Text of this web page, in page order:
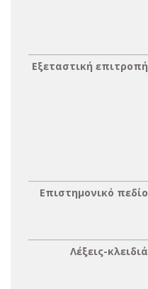
Εξεταστική επιτροπή
Επιστημονικό πεδίο
Λέξεις-κλειδιά